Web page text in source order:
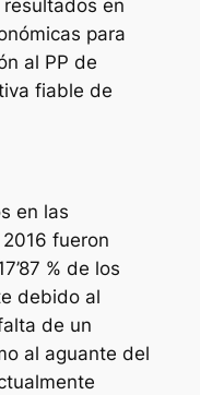
en
para
al PP de
fiable de
en las
fueron
% de los
debido al
de un
al aguante del